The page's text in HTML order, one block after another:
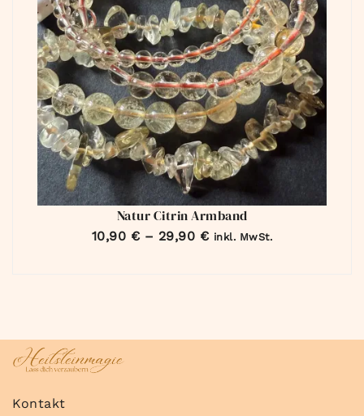
Natur Citrin Armband
10,90 € – 29,90 € inkl. MwSt.
Kontakt